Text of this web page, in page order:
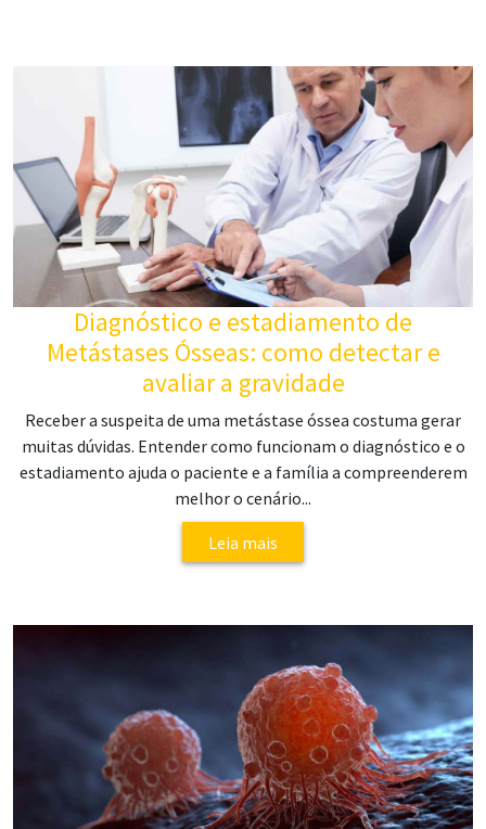
Diagnóstico e estadiamento de
Metástases Ósseas: como detectar e
avaliar a gravidade
Receber a suspeita de uma metástase óssea costuma gerar
muitas dúvidas. Entender como funcionam o diagnóstico e o
estadiamento ajuda o paciente e a família a compreenderem
melhor o cenário...
Leia mais